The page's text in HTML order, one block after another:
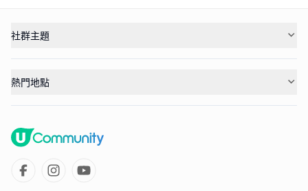
社群主題
熱門地點